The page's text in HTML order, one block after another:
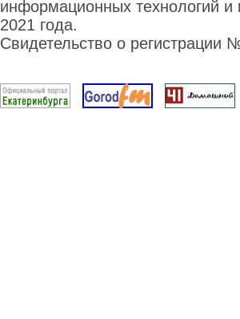
информационных технологий
2021 года.
Свидетельство о регистрации